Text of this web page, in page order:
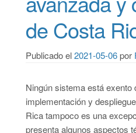
de Costa
Publicado el2021-05-06por
Ningún sistema está exento
implementación y
Rica tampoco es una
presenta algunos aspectos